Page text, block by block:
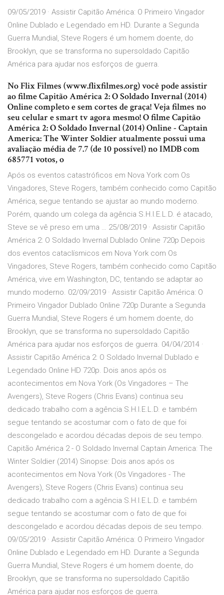
09/05/2019 · Assistir Capitão América: O Primeiro Vingador
Online Dublado e Legendado em HD. Durante a Segunda
Guerra Mundial, Steve Rogers é um homem doente, do
Brooklyn, que se transforma no supersoldado Capitão
América para ajudar nos esforços de guerra.
No Flix Filmes (www.flixfilmes.org) você pode assistir
ao filme Capitão América 2: O Soldado Invernal (2014)
Online completo e sem cortes de graça! Veja filmes no
seu celular e smart tv agora mesmo! O filme Capitão
América 2: O Soldado Invernal (2014) Online - Captain
America: The Winter Soldier atualmente possui uma
avaliação média de 7.7 (de 10 possível) no IMDB com
685771 votos, o
Após os eventos catastróficos em Nova York com Os
Vingadores, Steve Rogers, também conhecido como Capitão
América, segue tentando se ajustar ao mundo moderno.
Porém, quando um colega da agência S.H.I.E.L.D. é atacado,
Steve se vê preso em uma … 25/08/2019 · Assistir Capitão
América 2: O Soldado Invernal Dublado Online 720p Depois
dos eventos cataclísmicos em Nova York com Os
Vingadores, Steve Rogers, também conhecido como Capitão
América, vive em Washington, DC, tentando se adaptar ao
mundo moderno. 02/09/2019 · Assistir Capitão América: O
Primeiro Vingador Dublado Online 720p Durante a Segunda
Guerra Mundial, Steve Rogers é um homem doente, do
Brooklyn, que se transforma no supersoldado Capitão
América para ajudar nos esforços de guerra. 04/04/2014 ·
Assistir Capitão América 2: O Soldado Invernal Dublado e
Legendado Online HD 720p. Dois anos após os
acontecimentos em Nova York (Os Vingadores – The
Avengers), Steve Rogers (Chris Evans) continua seu
dedicado trabalho com a agência S.H.I.E.L.D. e também
segue tentando se acostumar com o fato de que foi
descongelado e acordou décadas depois de seu tempo.
Capitão América 2 - O Soldado Invernal Captain America: The
Winter Soldier (2014) Sinopse: Dois anos após os
acontecimentos em Nova York (Os Vingadores - The
Avengers), Steve Rogers (Chris Evans) continua seu
dedicado trabalho com a agência S.H.I.E.L.D. e também
segue tentando se acostumar com o fato de que foi
descongelado e acordou décadas depois de seu tempo.
09/05/2019 · Assistir Capitão América: O Primeiro Vingador
Online Dublado e Legendado em HD. Durante a Segunda
Guerra Mundial, Steve Rogers é um homem doente, do
Brooklyn, que se transforma no supersoldado Capitão
América para ajudar nos esforços de guerra.